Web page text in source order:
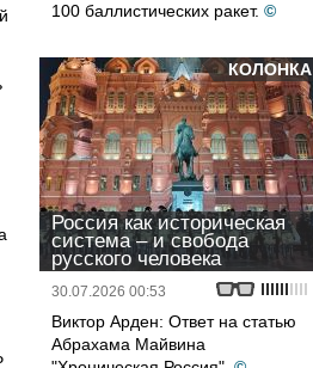
100 баллистических ракет. ©
КОЛОНКА
Россия как историческая
система – и свобода
русского человека
30.07.2026 00:53
Виктор Арден: Ответ на статью
Абрахама Майвина